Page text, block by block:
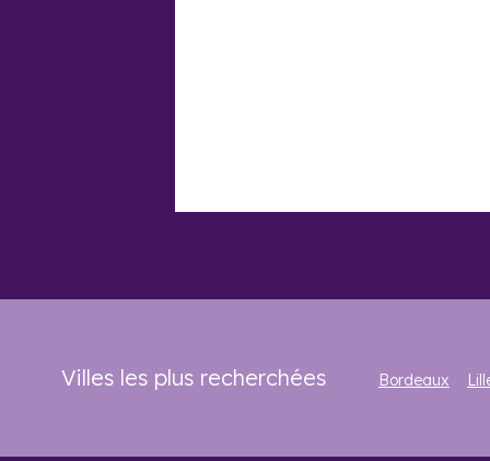
Villes les plus recherchées Bordeaux